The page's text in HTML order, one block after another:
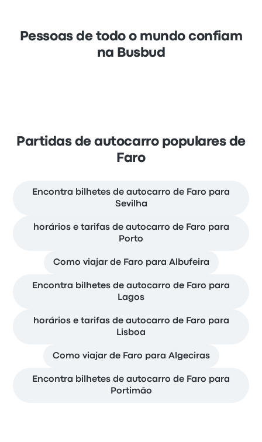
Pessoas de todo o mundo confiam
na Busbud
Partidas de autocarro populares de
Faro
Encontra bilhetes de autocarro de Faro para
Sevilha
horários e tarifas de autocarro de Faro para
Porto
Como viajar de Faro para Albufeira
Encontra bilhetes de autocarro de Faro para
Lagos
horários e tarifas de autocarro de Faro para
Lisboa
Como viajar de Faro para Algeciras
Encontra bilhetes de autocarro de Faro para
Portimão